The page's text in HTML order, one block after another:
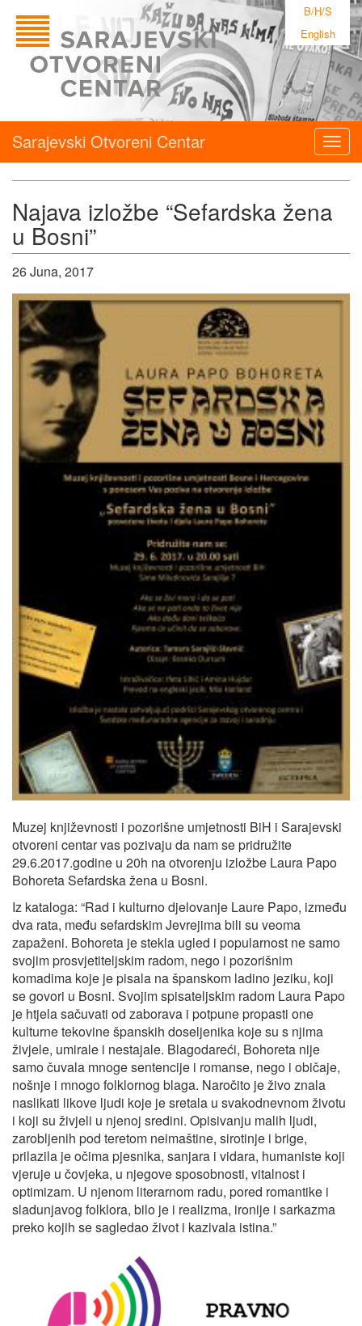
B/H/S
English
Sarajevski Otvoreni Centar
Najava izložbe “Sefardska žena
u Bosni”
26 Juna, 2017
Muzej književnosti i pozorišne umjetnosti BiH i Sarajevski
otvoreni centar vas pozivaju da nam se pridružite
29.6.2017.godine u 20h na otvorenju izložbe Laura Papo
Bohoreta Sefardska žena u Bosni.
Iz kataloga: “Rad i kulturno djelovanje Laure Papo, između
dva rata, među sefardskim Jevrejima bili su veoma
zapaženi. Bohoreta je stekla ugled i popularnost ne samo
svojim prosvjetiteljskim radom, nego i pozorišnim
komadima koje je pisala na španskom ladino jeziku, koji
se govori u Bosni. Svojim spisateljskim radom Laura Papo
je htjela sačuvati od zaborava i potpune propasti one
kulturne tekovine španskih doseljenika koje su s njima
živjele, umirale i nestajale. Blagodareći, Bohoreta nije
samo čuvala mnoge sentencije i romanse, nego i običaje,
nošnje i mnogo folklornog blaga. Naročito je živo znala
naslikati likove ljudi koje je sretala u svakodnevnom životu
i koji su živjeli u njenoj sredini. Opisivanju malih ljudi,
zarobljenih pod teretom neimaštine, sirotinje i brige,
prilazila je očima pjesnika, sanjara i vidara, humaniste koji
vjeruje u čovjeka, u njegove sposobnosti, vitalnost i
optimizam. U njenom literarnom radu, pored romantike i
sladunjavog folklora, bilo je i realizma, ironije i sarkazma
preko kojih se sagledao život i kazivala istina.”